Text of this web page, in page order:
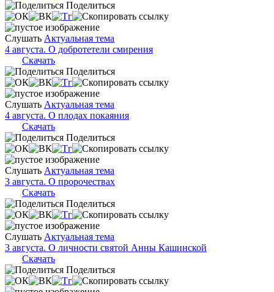
Поделиться
Слушать Актуальная тема
4 августа. О добротетели смирения
Скачать
Поделиться
Слушать Актуальная тема
4 августа. О плодах покаяния
Скачать
Поделиться
Слушать Актуальная тема
3 августа. О пророчествах
Скачать
Поделиться
Слушать Актуальная тема
3 августа. О личности святой Анны Кашинской
Скачать
Поделиться